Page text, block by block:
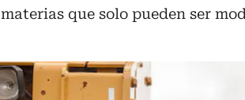
materias que solo pueden ser